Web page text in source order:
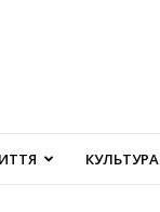
КУЛЬТУРА